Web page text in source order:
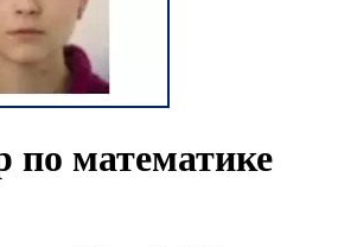
по математике